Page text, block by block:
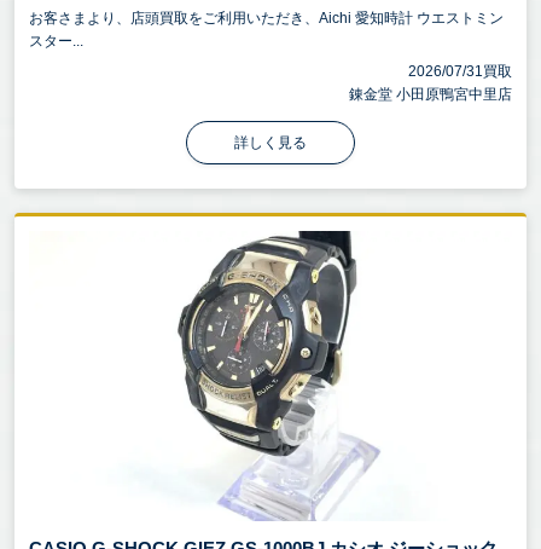
お客さまより、店頭買取をご利用いただき、Aichi 愛知時計 ウエストミン
スター...
2026/07/31買取
錬金堂 小田原鴨宮中里店
詳しく見る